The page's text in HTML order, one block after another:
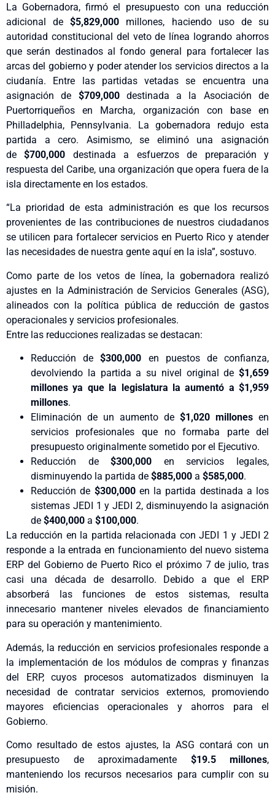
La Gobernadora, firmó el presupuesto con una reducción
adicional de$5,829,000 millones, haciendo uso de su
autoridad constitucional del veto de línea logrando ahorros
que serán destinados al fondo general para fortalecer las
arcas del gobierno y poder atender los servicios directos a la
ciudanía. Entre las partidas vetadas se encuentra una
asignación de $709,000destinada a la Asociación de
Puertorriqueños en Marcha, organización con base en
Philladelphia, Pennsylvania. La gobernadora redujo esta
partida a cero. Asimismo, se eliminó una asignación
de$700,000 destinada a esfuerzos de preparación y
respuesta del Caribe, una organización que opera fuera de la
isla directamente en los estados.
“La prioridad de esta administración es que los recursos
provenientes de las contribuciones de nuestros ciudadanos
se utilicen para fortalecer servicios en Puerto Rico y atender
las necesidades de nuestra gente aquí en la isla”, sostuvo.
Como parte de los vetos de línea, la gobernadora realizó
ajustes en la Administración de Servicios Generales (ASG),
alineados con la política pública de reducción de gastos
operacionales y servicios profesionales.
Entre las reducciones realizadas se destacan:
Reducción de$300,000 en puestos de confianza,
devolviendo la partida a su nivel original de $1,659
millones ya que la legislatura la aumentó a $1,959
millones.
Eliminación de un aumento de $1,020 millones en
servicios profesionales que no formaba parte del
presupuesto originalmente sometido por el Ejecutivo.
Reducción de$300,000 en servicios legales,
disminuyendo la partida de $885,000 a $585,000.
Reducción de $300,000en la partida destinada a los
sistemas JEDI 1 y JEDI 2, disminuyendo la asignación
de $400,000 a $100,000.
La reducción en la partida relacionada con JEDI 1 y JEDI 2
responde a la entrada en funcionamiento del nuevo sistema
ERP del Gobierno de Puerto Rico el próximo 7 de julio, tras
casi una década de desarrollo. Debido a que el ERP
absorberá las funciones de estos sistemas, resulta
innecesario mantener niveles elevados de financiamiento
para su operación y mantenimiento.
Además, la reducción en servicios profesionales responde a
la implementación de los módulos de compras y finanzas
del ERP, cuyos procesos automatizados disminuyen la
necesidad de contratar servicios externos, promoviendo
mayores eficiencias operacionales y ahorros para el
Gobierno.
Como resultado de estos ajustes, la ASG contará con un
presupuesto de aproximadamente $19.5 millones,
manteniendo los recursos necesarios para cumplir con su
misión.